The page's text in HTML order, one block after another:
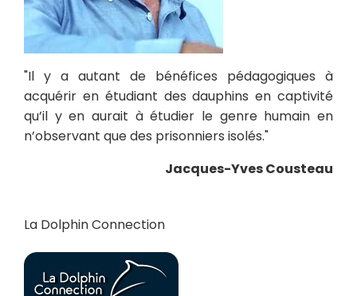
"Il y a autant de bénéfices pédagogiques à
acquérir en étudiant des dauphins en captivité
qu’il y en aurait à étudier le genre humain en
n’observant que des prisonniers isolés."
Jacques-Yves Cousteau
La Dolphin Connection